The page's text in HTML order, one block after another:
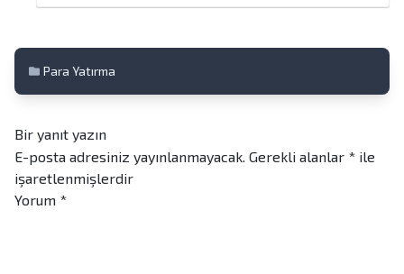
Para Yatırma
Bir yanıt yazın
E-posta adresiniz yayınlanmayacak. Gerekli alanlar * ile
işaretlenmişlerdir
Yorum *